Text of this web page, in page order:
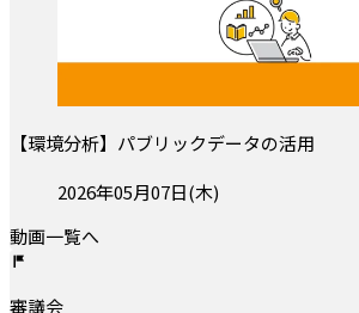
【環境分析】パブリックデータの活用
投稿日:2026年05月07日(木)
動画一覧へ
審議会